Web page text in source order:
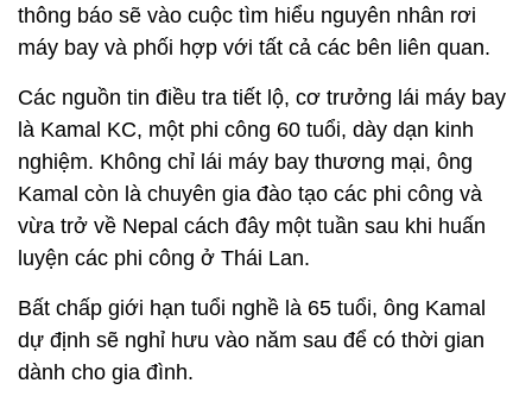
thông báo sẽ vào cuộc tìm hiểu nguyên nhân rơi
máy bay và phối hợp với tất cả các bên liên quan.
Các nguồn tin điều tra tiết lộ, cơ trưởng lái máy bay
là Kamal KC, một phi công 60 tuổi, dày dạn kinh
nghiệm. Không chỉ lái máy bay thương mại, ông
Kamal còn là chuyên gia đào tạo các phi công và
vừa trở về Nepal cách đây một tuần sau khi huấn
luyện các phi công ở Thái Lan.
Bất chấp giới hạn tuổi nghề là 65 tuổi, ông Kamal
dự định sẽ nghỉ hưu vào năm sau để có thời gian
dành cho gia đình.